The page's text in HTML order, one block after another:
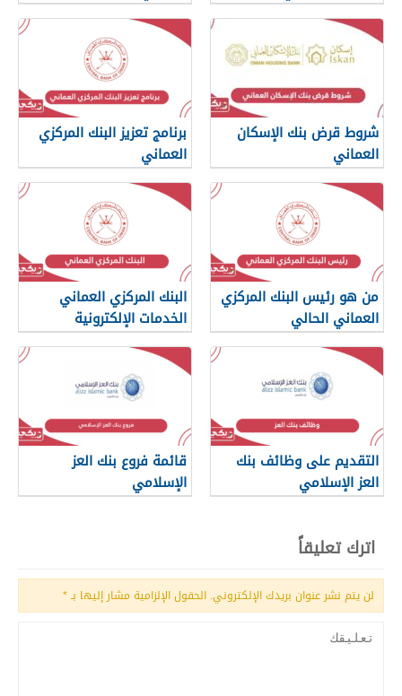
يطلع القرض
شروط قرض بنك الإسكان
العماني
برنامج تعزيز البنك المركزي
العماني
من هو رئيس البنك المركزي
العماني الحالي
البنك المركزي العماني
الخدمات الإلكترونية
التقديم على وظائف بنك
العز الإسلامي
قائمة فروع بنك العز
الإسلامي
اترك تعليقاً
لن يتم نشر عنوان بريدك الإلكتروني. الحقول الإلزامية مشار إليها بـ*